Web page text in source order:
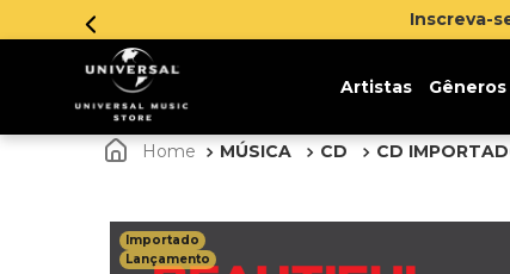
Inscreva-
Artistas Gêneros
MÚSICA CD CD
Importado
Lançamento